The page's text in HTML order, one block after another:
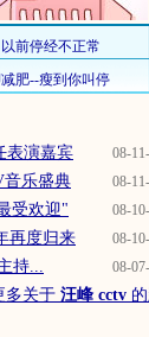
08-
表演嘉宾
08-
音乐盛典
08-
受欢迎"
08-
再度归来
08-
持...
多关于 汪峰 cctv